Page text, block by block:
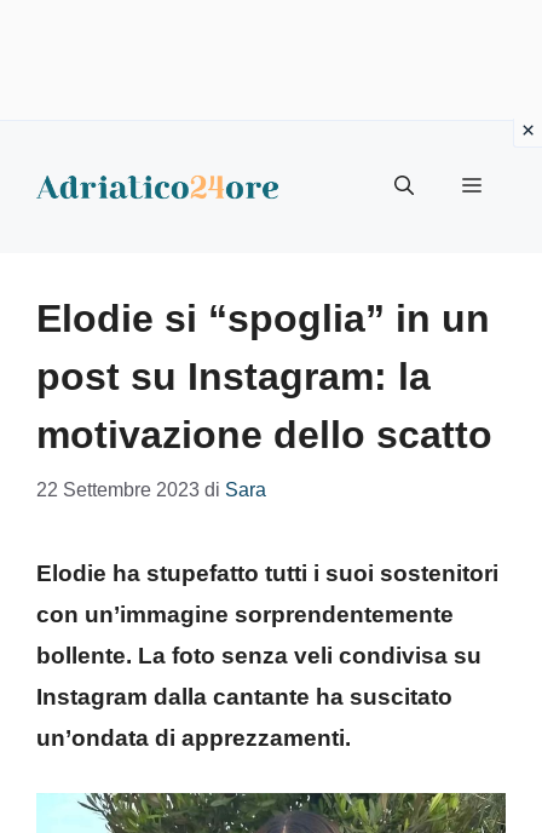
Menu
Elodie si “spoglia” in un
post su Instagram: la
motivazione dello scatto
22 Settembre 2023 di Sara
Elodie ha stupefatto tutti i suoi sostenitori
con un’immagine sorprendentemente
bollente. La foto senza veli condivisa su
Instagram dalla cantante ha suscitato
un’ondata di apprezzamenti.